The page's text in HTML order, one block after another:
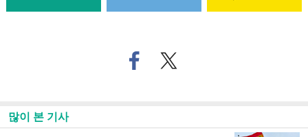
페
이
기
트위
터로
많이 본 기사